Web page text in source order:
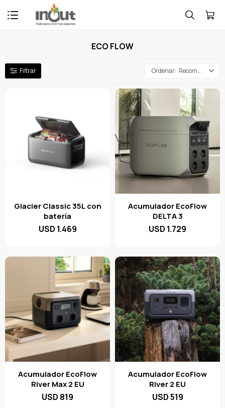

ECO FLOW
Recomendados
Glacier Classic 35L con
batería
USD 1.469
Acumulador EcoFlow
DELTA 3
USD 1.729
Acumulador EcoFlow
River Max 2 EU
USD 819
Acumulador EcoFlow
River 2 EU
USD519